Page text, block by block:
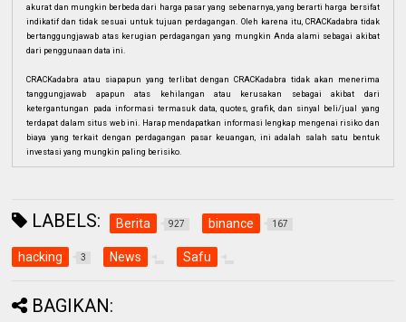
akurat dan mungkin berbeda dari harga pasar yang sebenarnya, yang berarti harga bersifat
indikatif dan tidak sesuai untuk tujuan perdagangan. Oleh karena itu, CRACKadabra tidak
bertanggungjawab atas kerugian perdagangan yang mungkin Anda alami sebagai akibat
dari penggunaan data ini.
CRACKadabra atau siapapun yang terlibat dengan CRACKadabra tidak akan menerima
tanggungjawab apapun atas kehilangan atau kerusakan sebagai akibat dari
ketergantungan pada informasi termasuk data, quotes, grafik, dan sinyal beli/jual yang
terdapat dalam situs web ini. Harap mendapatkan informasi lengkap mengenai risiko dan
biaya yang terkait dengan perdagangan pasar keuangan, ini adalah salah satu bentuk
investasi yang mungkin paling berisiko.
LABELS: Berita 927 binance 167
hacking 3 News Safu
BAGIKAN: